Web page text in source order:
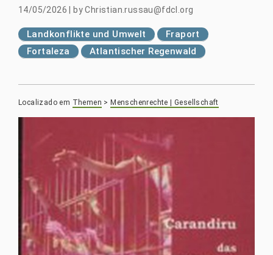
14/05/2026 byChristian.russau@fdcl.org
Landkonflikte und Umwelt
Fraport
Fortaleza
Atlantischer Regenwald
Localizado em Themen > Menschenrechte | Gesellschaft